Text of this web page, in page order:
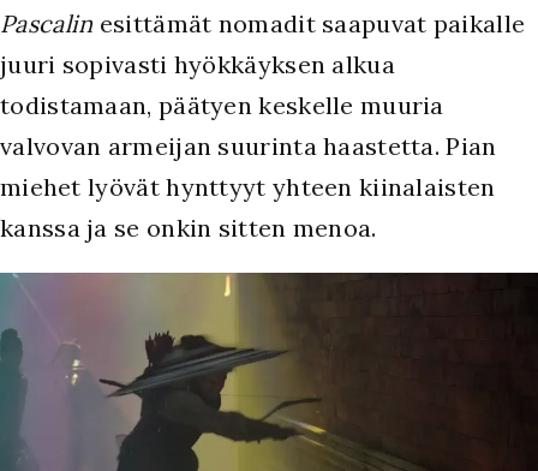
Pascalin esittämät nomadit saapuvat paikalle
juuri sopivasti hyökkäyksen alkua
todistamaan, päätyen keskelle muuria
valvovan armeijan suurinta haastetta. Pian
miehet lyövät hynttyyt yhteen kiinalaisten
kanssa ja se onkin sitten menoa.